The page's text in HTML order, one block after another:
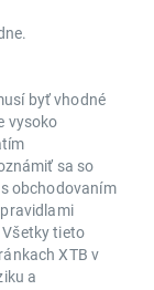
byť vhodné
vysoko
sa so
obchodovaním
tieto
XTB v
a